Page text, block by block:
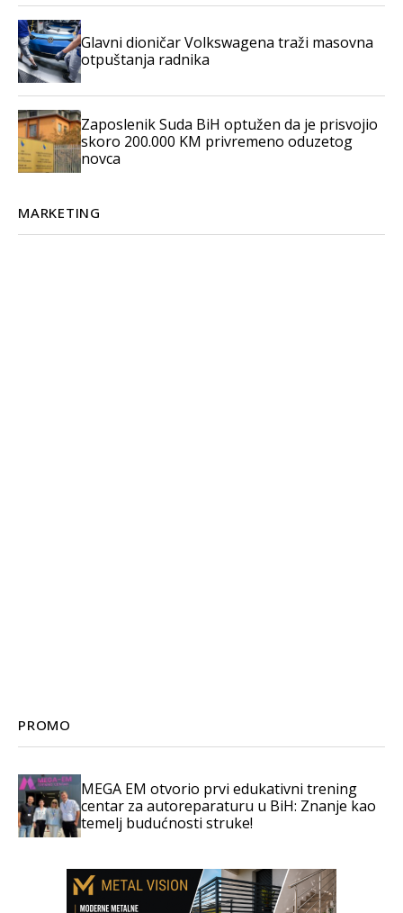
Glavni dioničar Volkswagena traži masovna
otpuštanja radnika
Zaposlenik Suda BiH optužen da je prisvojio
skoro 200.000 KM privremeno oduzetog
novca
MARKETING
PROMO
MEGA EM otvorio prvi edukativni trening
centar za autoreparaturu u BiH: Znanje kao
temelj budućnosti struke!